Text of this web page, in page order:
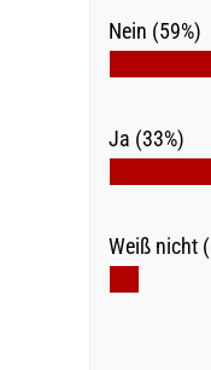
Nein (59%)
Ja (33%)
Weiß nicht